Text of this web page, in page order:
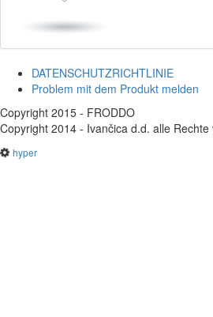
DATENSCHUTZRICHTLINIE
Problem mit dem Produkt melden
Copyright 2015 - FRODDO
Copyright 2014 - Ivančica d.d. alle Rechte
hyper